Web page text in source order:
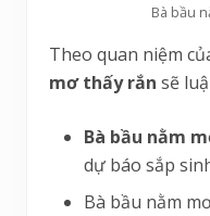
Bà bầu
Theo quan niệm
mơ thấy rắn sẽ
Bà bầu nằm
dự báo sắp
Bà bầu nằm